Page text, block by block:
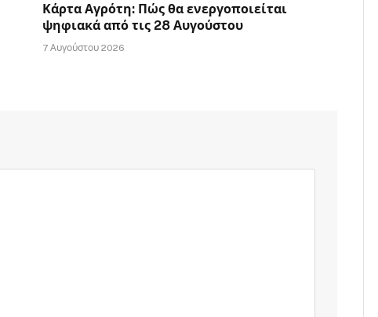
Κάρτα Αγρότη: Πώς θα ενεργοποιείται
ψηφιακά από τις 28 Αυγούστου
7 Αυγούστου 2026